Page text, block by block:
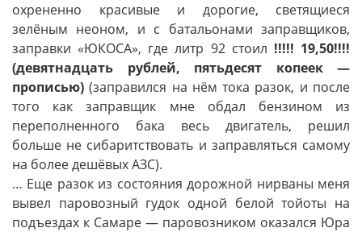
охрененно красивые и дорогие, светящиеся
зелёным неоном, и с батальонами заправщиков,
заправки «ЮКОСА», где литр 92 стоил !!!!! 19,50!!!!
(девятнадцать рублей, пятьдесят копеек —
прописью)(заправился на нём тока разок, и после
того как заправщик мне обдал бензином из
переполненного бака весь двигатель, решил
больше не сибаритствовать и заправляться самому
на более дешёвых АЗС).
… Еще разок из состояния дорожной нирваны меня
вывел паровозный гудок одной белой тойоты на
подъездах к Самаре — паровозником оказался Юра